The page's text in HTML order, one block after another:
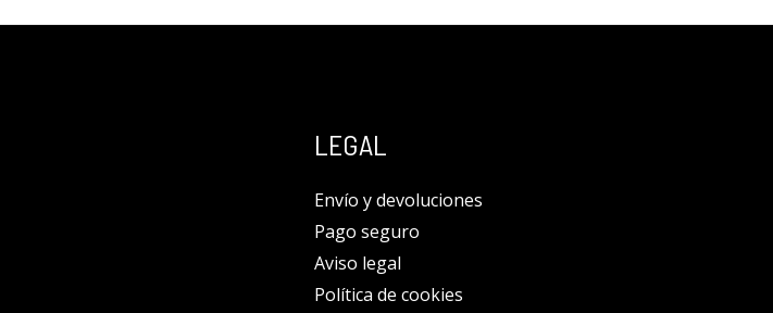
LEGAL
Envío y devoluciones
Pago seguro
Aviso legal
Política de cookies